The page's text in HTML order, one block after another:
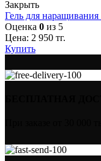
Закрыть
Гель для
Оценка 0 из 5
Цена: 2 950 тг.
Купить